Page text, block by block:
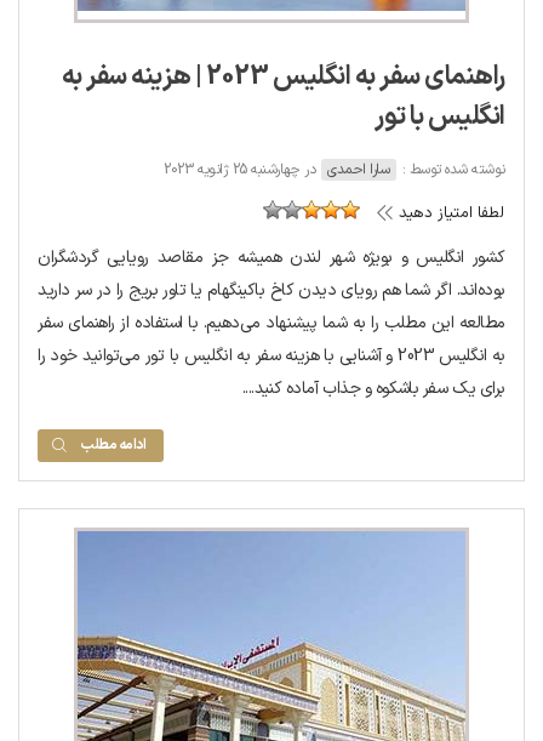
راهنمای سفر به انگلیس 2023 | هزینه سفر به
انگلیس با تور
نوشته شده توسط : سارا احمدی در چهارشنبه 25 ژانویه 2023
لطفا امتیاز دهید
کشور انگلیس و بویژه شهر لندن همیشه جز مقاصد رویایی گردشگران
بوده‌اند. اگر شما هم رویای دیدن کاخ باکینگهام یا تاور بریج را در سر دارید
مطالعه این مطلب را به شما پیشنهاد می‌دهیم. با استفاده از راهنمای سفر
به انگلیس 2023 و آشنایی با هزینه سفر به انگلیس با تور می‌توانید خود را
برای یک سفر باشکوه و جذاب آماده کنید....
ادامه مطلب